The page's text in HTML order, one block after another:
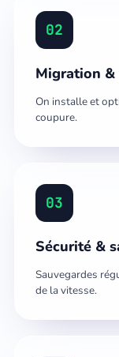
02
Migration
On installe et
coupure.
03
Sécurité &
Sauvegardes
de la vitesse.